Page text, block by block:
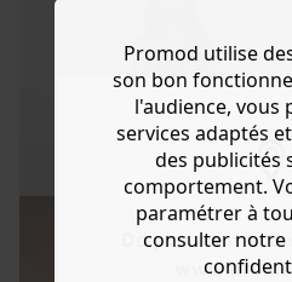
Do you want to
Promod utilise
son bon
l'audience, vous
services adaptés
des publicités
comportement.
paramétrer à
consulter notre